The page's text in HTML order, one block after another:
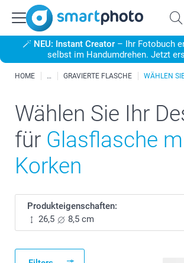
🪄 NEU: Instant Creator – Ihr Fotobuch
selbst im Handumdrehen. Jetzt
HOME GRAVIERTE FLASCHE WÄHLEN
Wählen Sie Ihr
für Glasflasche
Korken
Produkteigenschaften:
26,5
8,5 cm